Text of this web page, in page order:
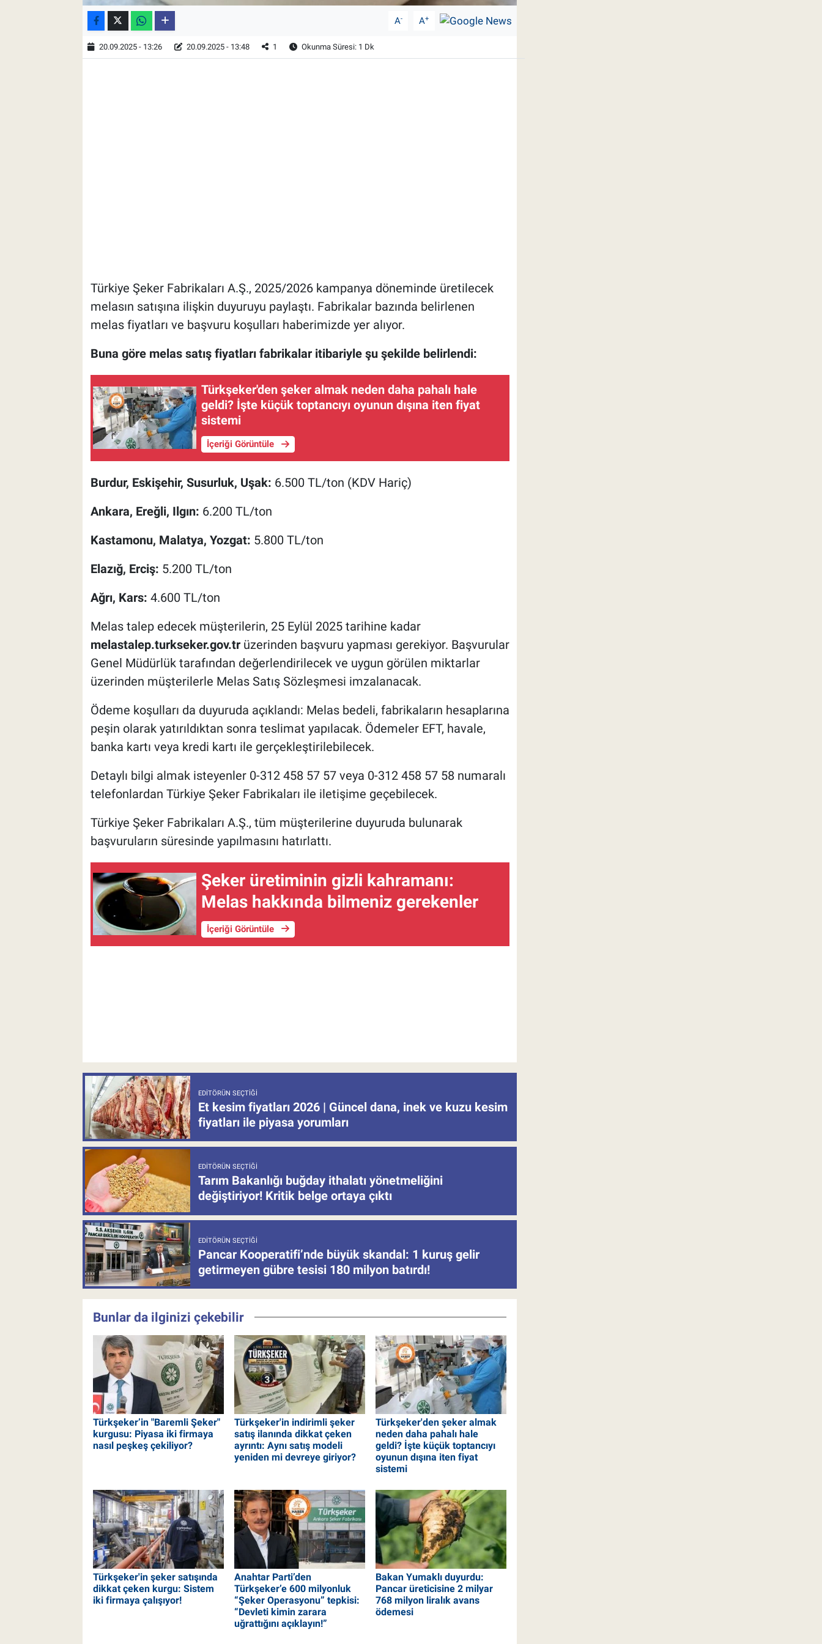
A- A+
20.09.2025 - 13:26 20.09.2025 - 13:48 1 Okunma Süresi: 1 Dk
Türkiye Şeker Fabrikaları A.Ş., 2025/2026 kampanya döneminde üretilecek
melasın satışına ilişkin duyuruyu paylaştı. Fabrikalar bazında belirlenen
melas fiyatları ve başvuru koşulları haberimizde yer alıyor.
Buna göre melas satış fiyatları fabrikalar itibariyle şu şekilde belirlendi:
Türkşeker'den şeker almak neden daha pahalı hale
geldi? İşte küçük toptancıyı oyunun dışına iten fiyat
sistemi
İçeriği Görüntüle
Burdur, Eskişehir, Susurluk, Uşak: 6.500 TL/ton (KDV Hariç)
Ankara, Ereğli, Ilgın: 6.200 TL/ton
Kastamonu, Malatya, Yozgat: 5.800 TL/ton
Elazığ, Erciş: 5.200 TL/ton
Ağrı, Kars: 4.600 TL/ton
Melas talep edecek müşterilerin, 25 Eylül 2025 tarihine kadar
melastalep.turkseker.gov.trüzerinden başvuru yapması gerekiyor. Başvurular
Genel Müdürlük tarafından değerlendirilecek ve uygun görülen miktarlar
üzerinden müşterilerle Melas Satış Sözleşmesi imzalanacak.
Ödeme koşulları da duyuruda açıklandı: Melas bedeli, fabrikaların hesaplarına
peşin olarak yatırıldıktan sonra teslimat yapılacak. Ödemeler EFT, havale,
banka kartı veya kredi kartı ile gerçekleştirilebilecek.
Detaylı bilgi almak isteyenler 0-312 458 57 57 veya 0-312 458 57 58 numaralı
telefonlardan Türkiye Şeker Fabrikaları ile iletişime geçebilecek.
Türkiye Şeker Fabrikaları A.Ş., tüm müşterilerine duyuruda bulunarak
başvuruların süresinde yapılmasını hatırlattı.
Şeker üretiminin gizli kahramanı:
Melas hakkında bilmeniz gerekenler
İçeriği Görüntüle
EDITÖRÜN SEÇTIĞI
Et kesim fiyatları 2026 | Güncel dana, inek ve kuzu kesim
fiyatları ile piyasa yorumları
EDITÖRÜN SEÇTIĞI
Tarım Bakanlığı buğday ithalatı yönetmeliğini
değiştiriyor! Kritik belge ortaya çıktı
EDITÖRÜN SEÇTIĞI
Pancar Kooperatifi’nde büyük skandal: 1 kuruş gelir
getirmeyen gübre tesisi 180 milyon batırdı!
Bunlar da ilginizi çekebilir
Türkşeker’in "Baremli Şeker"
kurgusu: Piyasa iki firmaya
nasıl peşkeş çekiliyor?
Türkşeker'in indirimli şeker
satış ilanında dikkat çeken
ayrıntı: Aynı satış modeli
yeniden mi devreye giriyor?
Türkşeker'den şeker almak
neden daha pahalı hale
geldi? İşte küçük toptancıyı
oyunun dışına iten fiyat
sistemi
Türkşeker'in şeker satışında
dikkat çeken kurgu: Sistem
iki firmaya çalışıyor!
Anahtar Parti’den
Türkşeker’e 600 milyonluk
“Şeker Operasyonu” tepkisi:
“Devleti kimin zarara
uğrattığını açıklayın!”
Bakan Yumaklı duyurdu:
Pancar üreticisine 2 milyar
768 milyon liralık avans
ödemesi